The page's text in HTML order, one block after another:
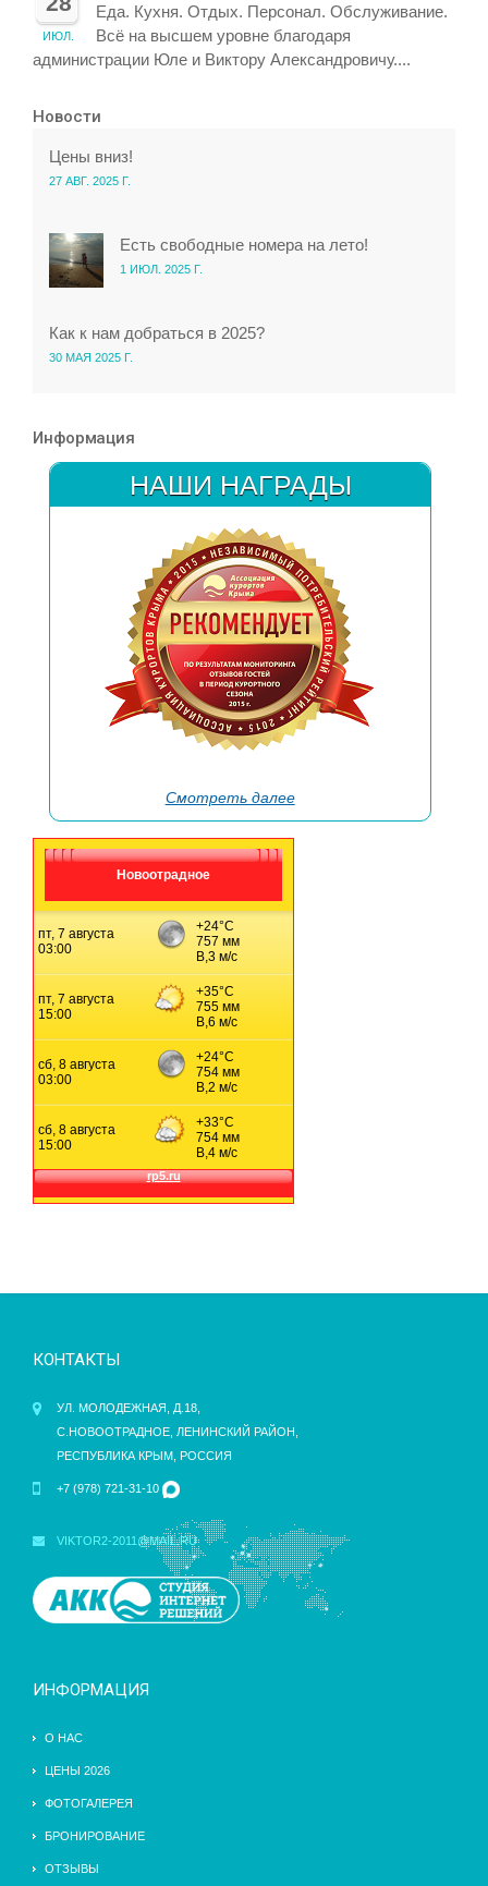
ИЮЛ.
Еда. Кухня. Отдых. Персонал. Обслуживание.
Всё на высшем уровне благодаря
администрации Юле и Виктору Александровичу....
Новости
Цены вниз!
27 АВГ. 2025 Г.
Есть свободные номера на лето!
1 ИЮЛ. 2025 Г.
Как к нам добраться в 2025?
30 МАЯ 2025 Г.
Информация
НАШИ НАГРАДЫ
Смотреть далее→
Новоотрадное
КОНТАКТЫ
УЛ. МОЛОДЕЖНАЯ, Д.18,
С.НОВООТРАДНОЕ, ЛЕНИНСКИЙ РАЙОН,
РЕСПУБЛИКА КРЫМ, РОССИЯ
+7 (978) 721-31-10
VIKTOR2-2011@MAIL.RU
ИНФОРМАЦИЯ
О НАС
ЦЕНЫ 2026
ФОТОГАЛЕРЕЯ
БРОНИРОВАНИЕ
ОТЗЫВЫ